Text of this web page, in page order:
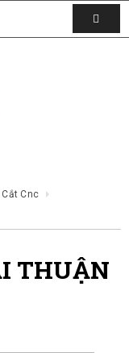
Cắt Cnc
THUẬN